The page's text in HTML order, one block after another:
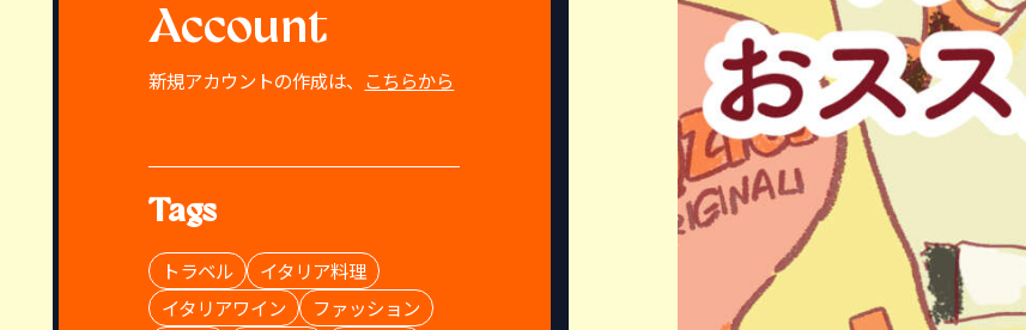
Account
新規アカウントの作成は、 こちらから
Tags
トラベル
イタリア料理
イタリアワイン
ファッション